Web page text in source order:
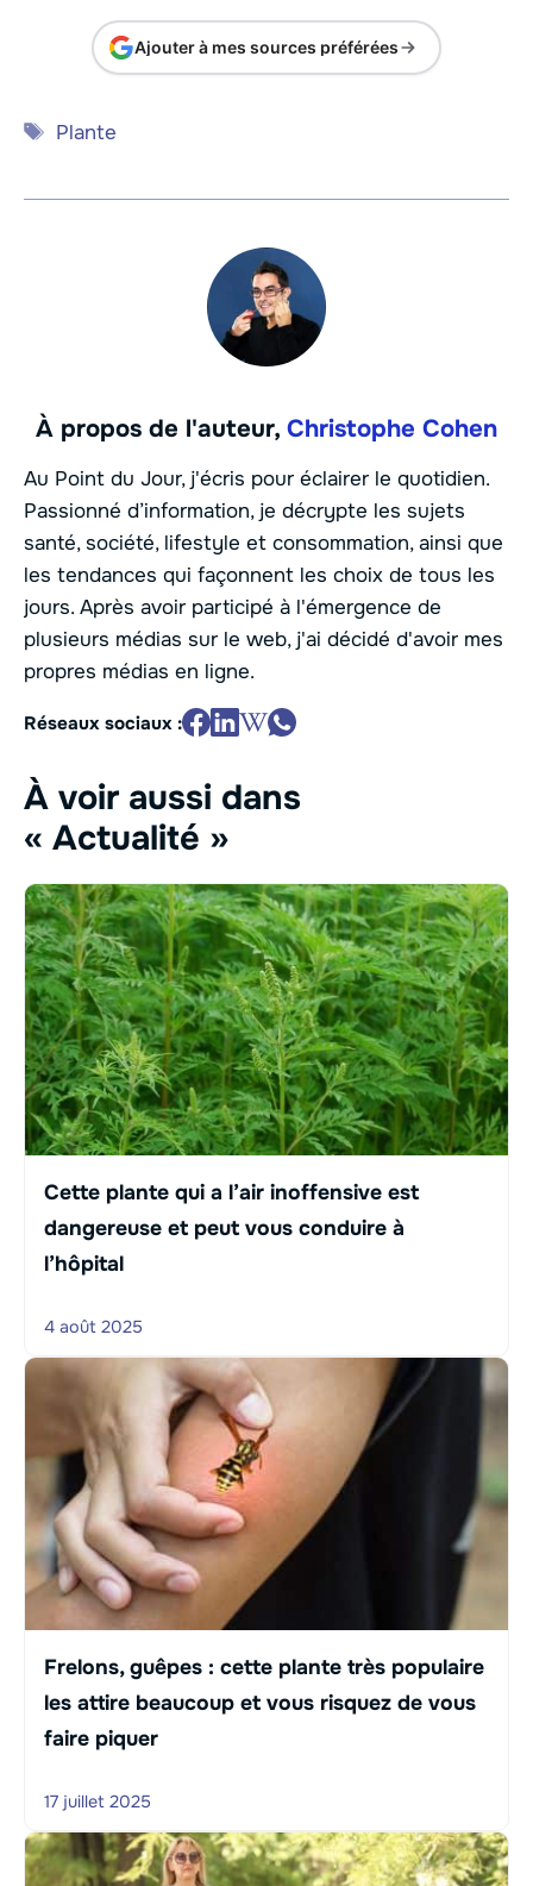
Ajouter à mes sources préférées
Étiquettes
Plante
À propos de l'auteur, Christophe Cohen
Au Point du Jour, j'écris pour éclairer le quotidien.
Passionné d’information, je décrypte les sujets
santé, société, lifestyle et consommation, ainsi que
les tendances qui façonnent les choix de tous les
jours. Après avoir participé à l'émergence de
plusieurs médias sur le web, j'ai décidé d'avoir mes
propres médias en ligne.
Réseaux sociaux :
À voir aussi dans
« Actualité »
Cette plante qui a l’air inoffensive est
dangereuse et peut vous conduire à
l’hôpital
4 août 2025
Frelons, guêpes : cette plante très populaire
les attire beaucoup et vous risquez de vous
faire piquer
17 juillet 2025